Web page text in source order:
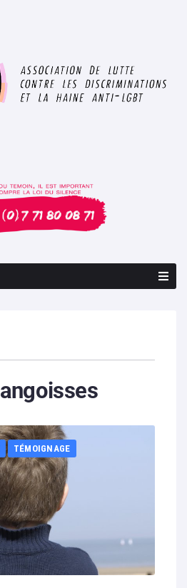
angoisses
TÉMOIGNAGE